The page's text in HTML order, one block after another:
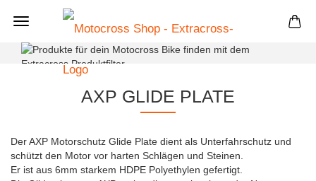
AXP GLIDE PLATE
Der AXP Motorschutz Glide Plate dient als Unterfahrschutz und
schützt den Motor vor harten Schlägen und Steinen.
Er ist aus 6mm starkem HDPE Polyethylen gefertigt.